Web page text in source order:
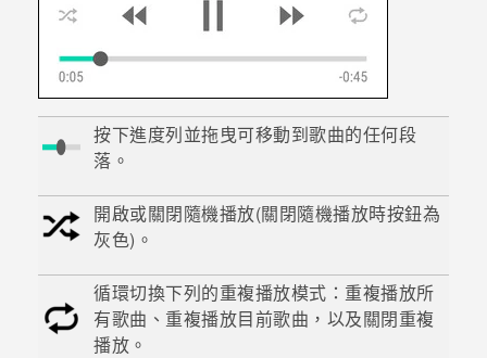
按下進度列並拖曳可移動到歌曲的任何段
落。
開啟或關閉隨機播放(關閉隨機播放時按鈕為
灰色)。
循環切換下列的重複播放模式：重複播放所
有歌曲、重複播放目前歌曲，以及關閉重複
播放。